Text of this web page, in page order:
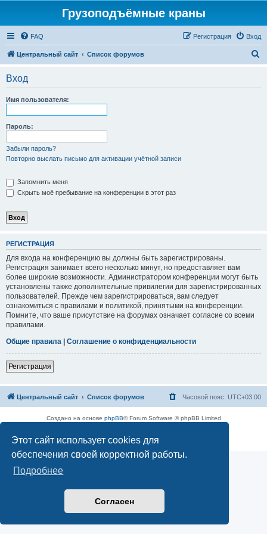
Этот сайт использует cookies для
обеспечения своей корректной работы.
Подробнее
Согласен
Грузоподъёмные краны
FAQ Вход
Регистрация
Центральный сайт Список форумов
Вход
Имя пользователя:
Пароль:
Забыли пароль?
Повторно выслать письмо для активации учётной записи
Запомнить меня
Скрыть моё пребывание на конференции в этот раз
РЕГИСТРАЦИЯ
Для входа на конференцию вы должны быть зарегистрированы.
Регистрация занимает всего несколько минут, но предоставляет вам
более широкие возможности. Администратором конференции могут быть
установлены также дополнительные привилегии для зарегистрированных
пользователей. Прежде чем зарегистрироваться, вам следует
ознакомиться с правилами и политикой, принятыми на конференции.
Помните, что ваше присутствие на форумах означает согласие со всеми
правилами.
Общие правила | Соглашение о конфиденциальности
Регистрация
Центральный сайт Список форумов Часовой пояс: UTC+03:00
Создано на основе phpBB® Forum Software © phpBB Limited
Конфиденциальность|Правила